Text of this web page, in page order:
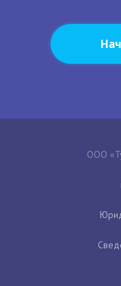
ООО